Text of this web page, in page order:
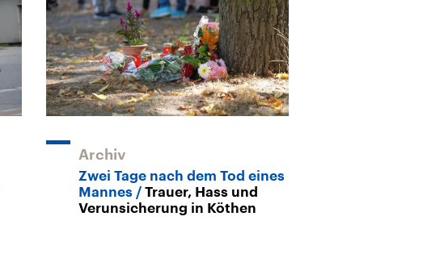
Archiv
Zwei Tage nach dem Tod eines
Mannes
Trauer, Hass und
Verunsicherung in Köthen